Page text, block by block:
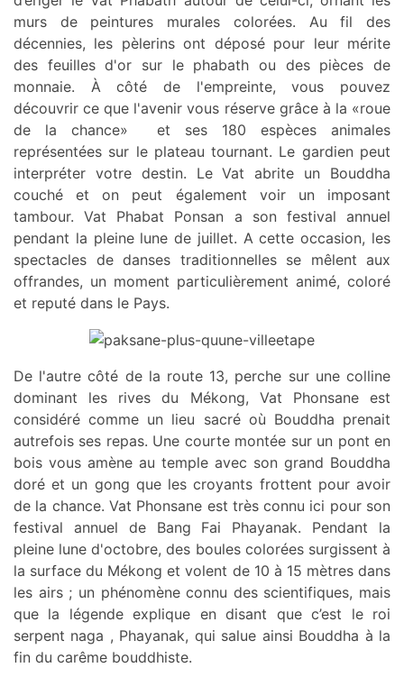
murs de peintures murales colorées. Au fil des
décennies, les pèlerins ont déposé pour leur mérite
des feuilles d'or sur le phabath ou des pièces de
monnaie. À côté de l'empreinte, vous pouvez
découvrir ce que l'avenir vous réserve grâce à la «roue
de la chance» et ses 180 espèces animales
représentées sur le plateau tournant. Le gardien peut
interpréter votre destin. Le Vat abrite un Bouddha
couché et on peut également voir un imposant
tambour. Vat Phabat Ponsan a son festival annuel
pendant la pleine lune de juillet. A cette occasion, les
spectacles de danses traditionnelles se mêlent aux
offrandes, un moment particulièrement animé, coloré
et reputé dans le Pays.
De l'autre côté de la route 13, perche sur une colline
dominant les rives du Mékong, Vat Phonsane est
considéré comme un lieu sacré où Bouddha prenait
autrefois ses repas. Une courte montée sur un pont en
bois vous amène au temple avec son grand Bouddha
doré et un gong que les croyants frottent pour avoir
de la chance. Vat Phonsane est très connu ici pour son
festival annuel de Bang Fai Phayanak. Pendant la
pleine lune d'octobre, des boules colorées surgissent à
la surface du Mékong et volent de 10 à 15 mètres dans
les airs ; un phénomène connu des scientifiques, mais
que la légende explique en disant que c’est le roi
serpent naga , Phayanak, qui salue ainsi Bouddha à la
fin du carême bouddhiste.